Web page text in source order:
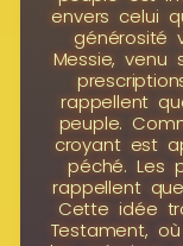
envers celui
générosité
Messie, venu
rappellent
peuple.
croyant est
péché. Les
rappellent
Cette idée
Testament,